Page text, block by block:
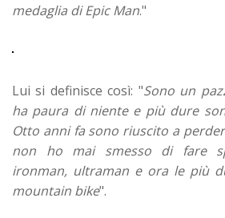
medaglia di Epic Man."
Lui si definisce così: "Sono un
ha paura di niente e più dure
Otto anni fa sono riuscito a
non ho mai smesso di fare
ironman, ultraman e ora le più
mountain bike".